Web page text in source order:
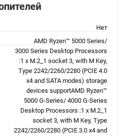
Нет
AMD Ryzen™ 5000 Series/
3000 Series Desktop Processors
:1 x M.2_1 socket 3, with M Key,
Type 2242/2260/2280 (PCIE 4.0
x4 and SATA modes) storage
devices supportAMD Ryzen™
5000 G-Series/ 4000 G-Series
Desktop Processors :1 x M.2_1
socket 3, with M Key, Type
2242/2260/2280 (PCIE 3.0 x4 and